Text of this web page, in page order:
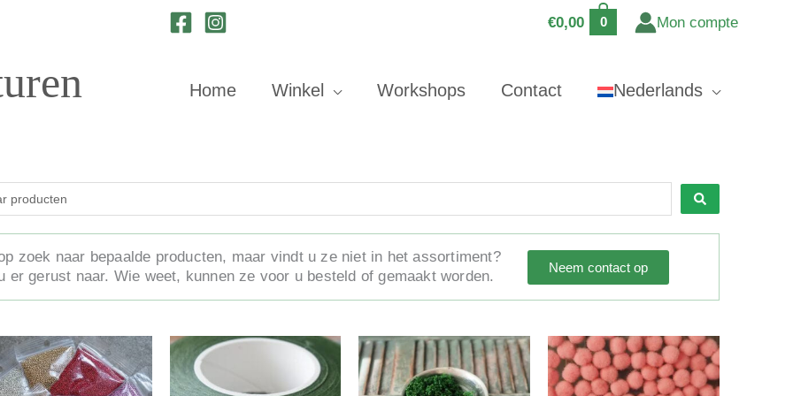
€0,00 0 Mon compte
Home Winkel Workshops Contact Nederlands
zoek naar bepaalde producten, maar vindt u ze niet in het assortiment?
er gerust naar. Wie weet, kunnen ze voor u besteld of gemaakt worden.
Neem contact op
Dit
product
heeft
Dit
product
heeft
Dit
product
heeft
Dit
product
heeft